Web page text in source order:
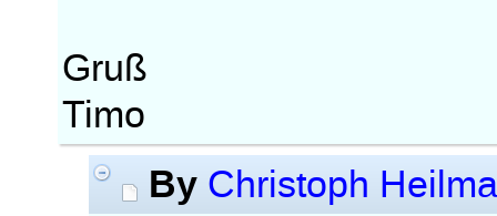
Gruß
Timo
By Christoph